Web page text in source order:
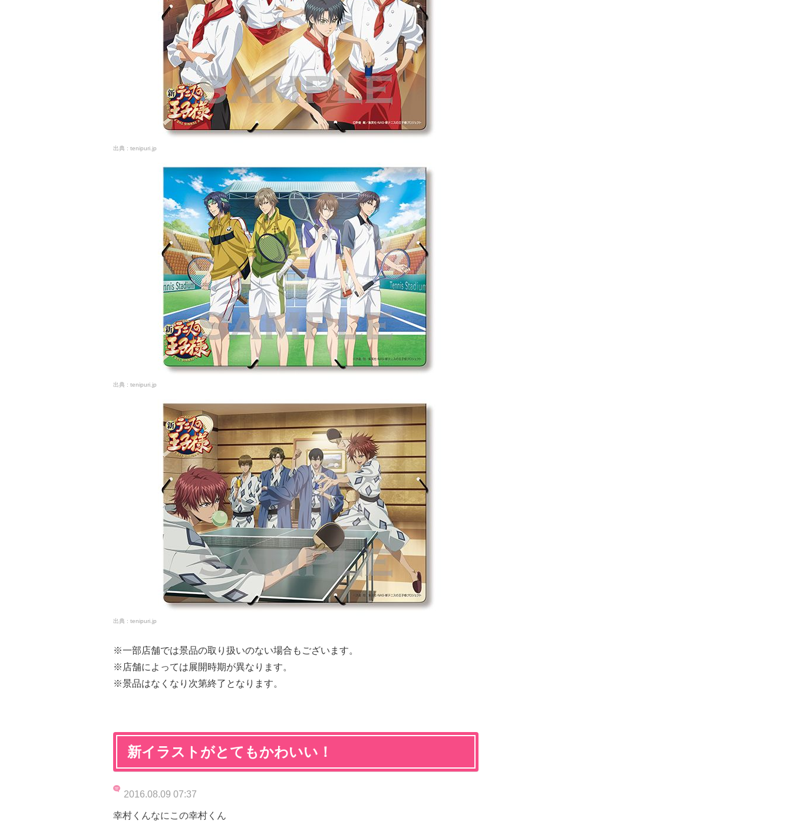
tenipuri.jp
tenipuri.jp
tenipuri.jp
※一部店舗では景品の取り扱いのない場合もございます。
※店舗によっては展開時期が異なります。
※景品はなくなり次第終了となります。
新イラストがとてもかわいい！
2016.08.09 07:37
幸村くんなにこの幸村くん